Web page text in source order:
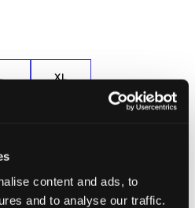
content and ads, to
and to analyse our traffic.
XL
Perfect Te groot